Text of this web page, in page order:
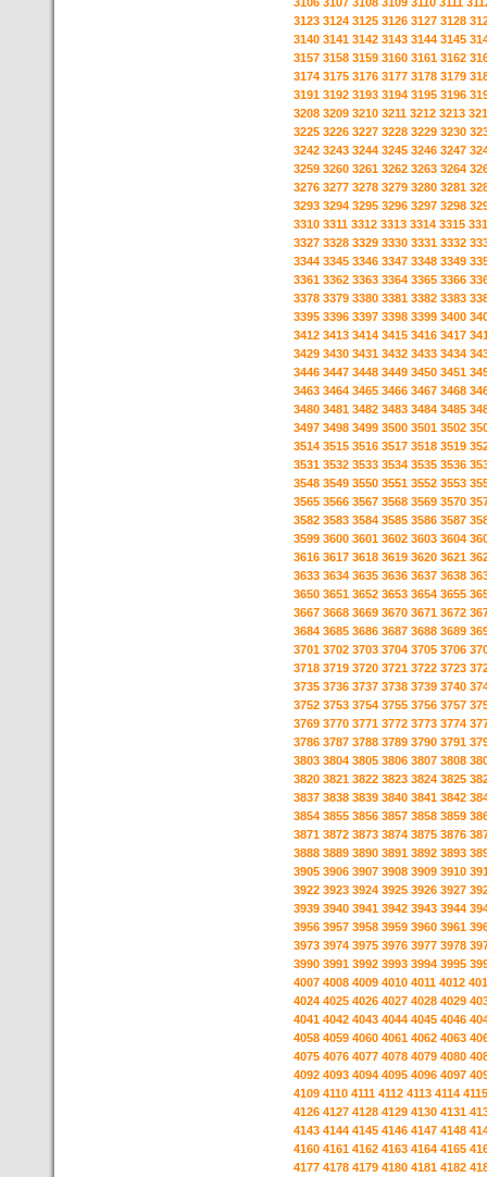
3123 3124 3125 3126 3127 3128
3140 3141 3142 3143 3144 3145
3157 3158 3159 3160 3161 3162
3174 3175 3176 3177 3178 3179
3191 3192 3193 3194 3195 3196
3208 3209 3210 3211 3212 3213
3225 3226 3227 3228 3229 3230
3242 3243 3244 3245 3246 3247
3259 3260 3261 3262 3263 3264
3276 3277 3278 3279 3280 3281
3293 3294 3295 3296 3297 3298
3310 3311 3312 3313 3314 3315
3327 3328 3329 3330 3331 3332
3344 3345 3346 3347 3348 3349
3361 3362 3363 3364 3365 3366
3378 3379 3380 3381 3382 3383
3395 3396 3397 3398 3399 3400
3412 3413 3414 3415 3416 3417
3429 3430 3431 3432 3433 3434
3446 3447 3448 3449 3450 3451
3463 3464 3465 3466 3467 3468
3480 3481 3482 3483 3484 3485
3497 3498 3499 3500 3501 3502
3514 3515 3516 3517 3518 3519
3531 3532 3533 3534 3535 3536
3548 3549 3550 3551 3552 3553
3565 3566 3567 3568 3569 3570
3582 3583 3584 3585 3586 3587
3599 3600 3601 3602 3603 3604
3616 3617 3618 3619 3620 3621
3633 3634 3635 3636 3637 3638
3650 3651 3652 3653 3654 3655
3667 3668 3669 3670 3671 3672
3684 3685 3686 3687 3688 3689
3701 3702 3703 3704 3705 3706
3718 3719 3720 3721 3722 3723
3735 3736 3737 3738 3739 3740
3752 3753 3754 3755 3756 3757
3769 3770 3771 3772 3773 3774
3786 3787 3788 3789 3790 3791
3803 3804 3805 3806 3807 3808
3820 3821 3822 3823 3824 3825
3837 3838 3839 3840 3841 3842
3854 3855 3856 3857 3858 3859
3871 3872 3873 3874 3875 3876
3888 3889 3890 3891 3892 3893
3905 3906 3907 3908 3909 3910
3922 3923 3924 3925 3926 3927
3939 3940 3941 3942 3943 3944
3956 3957 3958 3959 3960 3961
3973 3974 3975 3976 3977 3978
3990 3991 3992 3993 3994 3995
4007 4008 4009 4010 4011 4012
4024 4025 4026 4027 4028 4029
4041 4042 4043 4044 4045 4046
4058 4059 4060 4061 4062 4063
4075 4076 4077 4078 4079 4080
4092 4093 4094 4095 4096 4097
4109 4110 4111 4112 4113 4114 4115
4126 4127 4128 4129 4130 4131
4143 4144 4145 4146 4147 4148
4160 4161 4162 4163 4164 4165
4177 4178 4179 4180 4181 4182